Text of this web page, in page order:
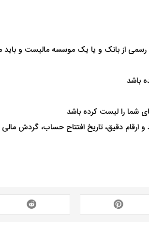
از بانک و یا یک موسسه مالیست و باید
باشد
شما را لیست کرده باشد
و ارقام دقیق، تاریخ افتتاح حساب، گردش